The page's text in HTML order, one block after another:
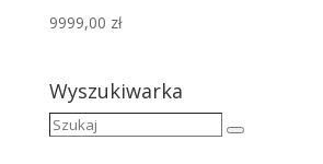
9999,00 zł
Wyszukiwarka
Szukaj
Szukaj